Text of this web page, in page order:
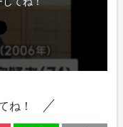
ね！